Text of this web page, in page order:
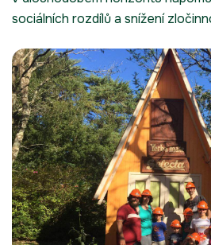
sociálních rozdílů a snížení